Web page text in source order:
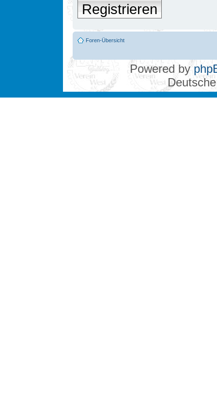
Registrieren
Foren-Übersicht
Powered by